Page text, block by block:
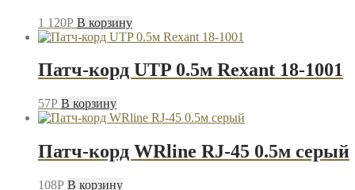
1 120P В корзину
Патч-корд UTP 0.5м Rexant 18-1001
57P В корзину
Патч-корд WRline RJ-45 0.5м серый
108P В корзину